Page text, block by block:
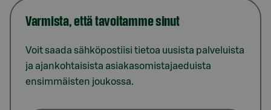
Varmista, että tavoitamme sinut
Voit saada sähköpostiisi tietoa uusista palveluista
ja ajankohtaisista asiakasomistajaeduista
ensimmäisten joukossa.